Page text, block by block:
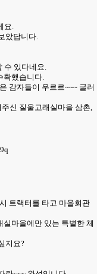
요.
았답니다.
수 있다네요.
확했습니다.
감자들이 우르르~~~ 굴러
신 질울고래실마을 삼촌,
트랙터를 타고 마을회관
마을에만 있는 특별한 체
지요?